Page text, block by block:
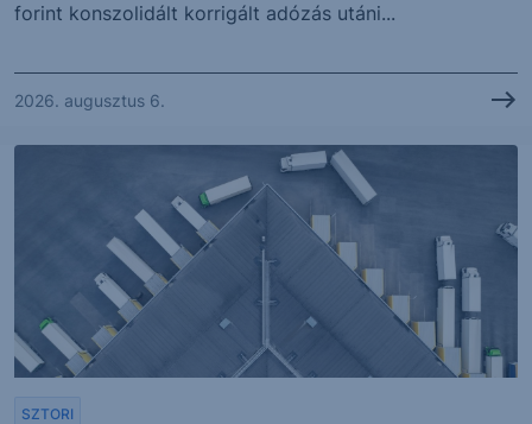
forint konszolidált korrigált adózás utáni...
2026. augusztus 6.
SZTORI